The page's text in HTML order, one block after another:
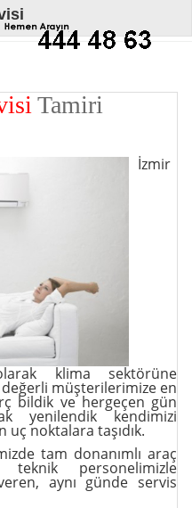
Tamiri
İzmir
klima sektörüne
değerli müşterilerimize en
bildik ve hergeçen gün
yenilendik kendimizi
noktalara taşıdık.
tam donanımlı araç
personelimizle
aynı günde servis